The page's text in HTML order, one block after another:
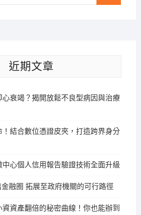
近期文章
衰竭？揭開放鬆不良型病因與治療
結合數位憑證皮夾，打造跨界身分
心個人信用報告驗證技術全面升級
融圈 拓展至政府機關的可行路徑
資產翻倍的秘密曲線！你也能辦到